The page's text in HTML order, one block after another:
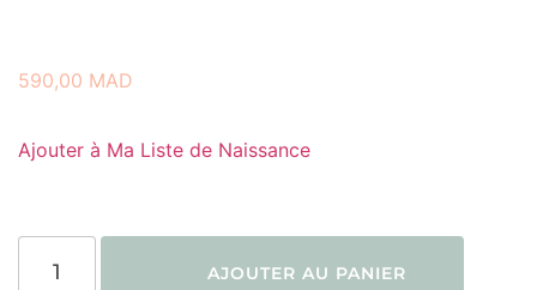
590,00 MAD
Ajouter à Ma Liste de Naissance
AJOUTER AU PANIER